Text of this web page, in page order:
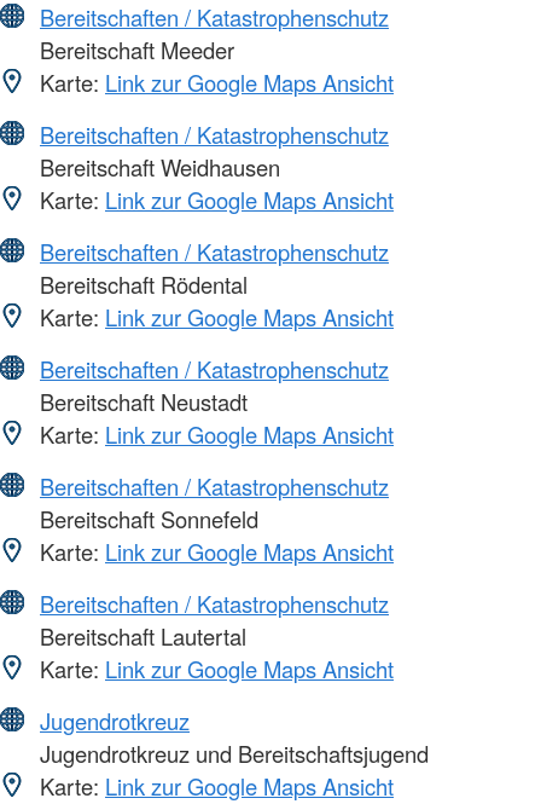
Bereitschaften / Katastrophenschutz
Bereitschaft Meeder
Karte: Link zur Google Maps Ansicht
Bereitschaften / Katastrophenschutz
Bereitschaft Weidhausen
Karte: Link zur Google Maps Ansicht
Bereitschaften / Katastrophenschutz
Bereitschaft Rödental
Karte: Link zur Google Maps Ansicht
Bereitschaften / Katastrophenschutz
Bereitschaft Neustadt
Karte: Link zur Google Maps Ansicht
Bereitschaften / Katastrophenschutz
Bereitschaft Sonnefeld
Karte: Link zur Google Maps Ansicht
Bereitschaften / Katastrophenschutz
Bereitschaft Lautertal
Karte: Link zur Google Maps Ansicht
Jugendrotkreuz
Jugendrotkreuz und Bereitschaftsjugend
Karte: Link zur Google Maps Ansicht